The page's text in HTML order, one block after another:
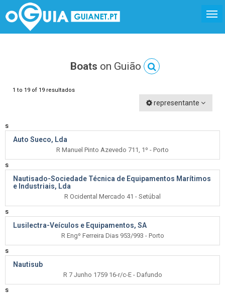
Boats on Guião
1 to 19 of 19 resultados
representante
s
Auto Sueco, Lda
R Manuel Pinto Azevedo 711, 1º - Porto
s
Nautisado-Sociedade Técnica de Equipamentos Marítimos
e Industriais, Lda
R Ocidental Mercado 41 - Setúbal
s
Lusilectra-Veículos e Equipamentos, SA
R Engº Ferreira Dias 953/993 - Porto
s
Nautisub
R 7 Junho 1759 16-r/c-E - Dafundo
s